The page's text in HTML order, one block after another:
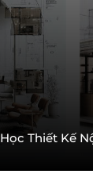
Học Thiết Kế